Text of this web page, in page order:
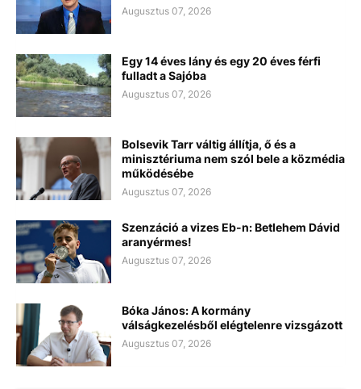
Augusztus 07, 2026
Egy 14 éves lány és egy 20 éves férfi
fulladt a Sajóba
Augusztus 07, 2026
Bolsevik Tarr váltig állítja, ő és a
minisztériuma nem szól bele a közmédia
működésébe
Augusztus 07, 2026
Szenzáció a vizes Eb-n: Betlehem Dávid
aranyérmes!
Augusztus 07, 2026
Bóka János: A kormány
válságkezelésből elégtelenre vizsgázott
Augusztus 07, 2026